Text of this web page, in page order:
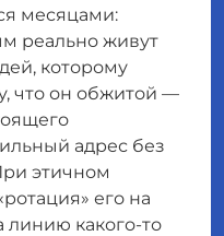
месяцами:
реально живут
которому
что он обжитой —
адрес без
этичном
его на
линию какого-то